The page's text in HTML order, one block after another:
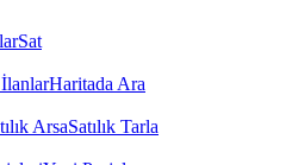
Sat
Haritada Ara
ArsaSatılık Tarla